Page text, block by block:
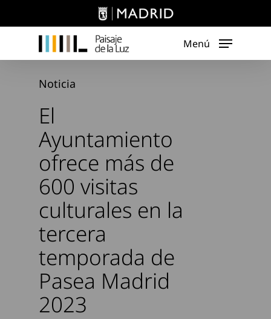
Menú
Noticia
El
Ayuntamiento
ofrece más de
600 visitas
culturales en la
tercera
temporada de
Pasea Madrid
2023